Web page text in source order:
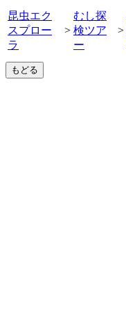
昆虫エク
スプロー
ラ
>
むし探
検ツア
ー
>